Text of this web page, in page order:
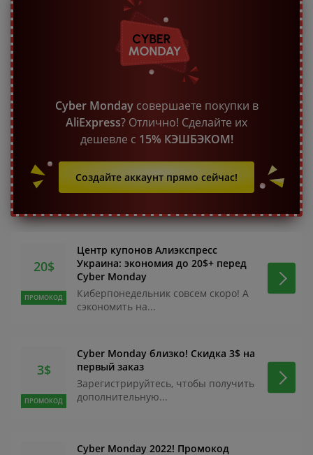
Cyber Mondayсовершаете покупки в
AliExpress? Отлично! Сделайте их
дешевле с 15% КЭШБЭКОМ!
Создайте аккаунт прямо сейчас!
20$
ПРОМОКОД
Центр купонов Алиэкспресс
Украина: экономия до 20$+ перед
Cyber Monday
Киберпонедельник совсем скоро! А
сэкономить на...
3$
ПРОМОКОД
Cyber Monday близко! Скидка 3$ на
первый заказ
Зарегистрируйтесь, чтобы получить
дополнительную...
Cyber Monday 2022! Промокод